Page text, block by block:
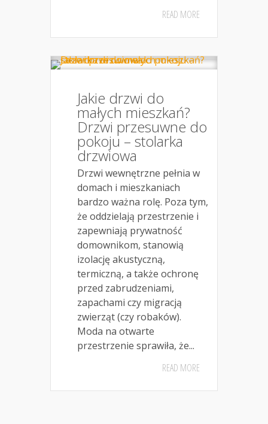
READ MORE
Jakie drzwi do
małych mieszkań?
Drzwi przesuwne do
pokoju – stolarka
drzwiowa
Drzwi wewnętrzne pełnia w
domach i mieszkaniach
bardzo ważna rolę. Poza tym,
że oddzielają przestrzenie i
zapewniają prywatność
domownikom, stanowią
izolację akustyczną,
termiczną, a także ochronę
przed zabrudzeniami,
zapachami czy migracją
zwierząt (czy robaków).
Moda na otwarte
przestrzenie sprawiła, że...
READ MORE